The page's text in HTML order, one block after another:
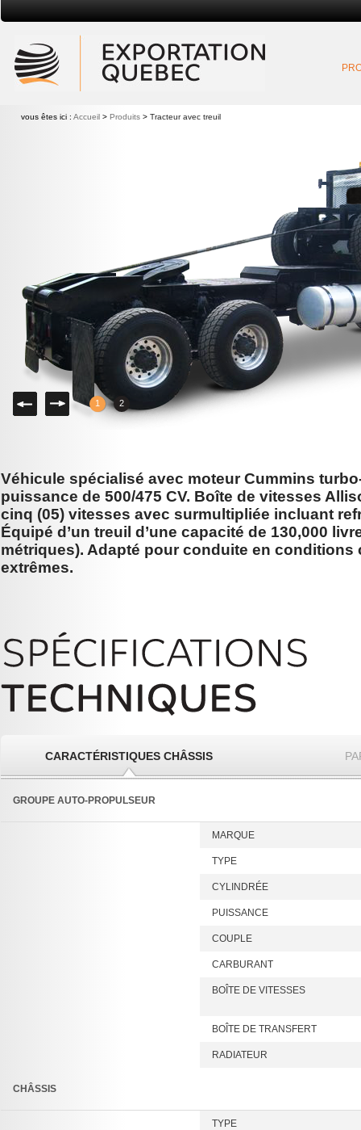
vous êtes ici : Accueil> Produits> Tracteur avec treuil
Droite1 2
Véhicule spécialisé avec moteur Cummins
puissance de 500/475 CV. Boîte de vitesses
cinq (05) vitesses avec surmultipliée incluant
Équipé d’un treuil d’une capacité de 130,000
métriques). Adapté pour conduite en conditions
extrêmes.
CARACTÉRISTIQUES CHÂSSIS
GROUPE AUTO-PROPULSEUR
MARQUE
TYPE
CYLINDRÉE
PUISSANCE
COUPLE
CARBURANT
BOÎTE DE VITESSES
BOÎTE DE TRANSFERT
RADIATEUR
CHÂSSIS
TYPE